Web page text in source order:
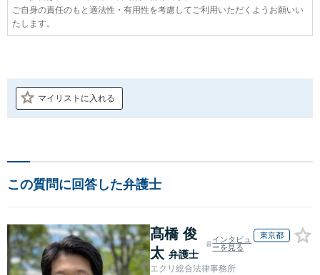
ご自身の責任のもと適法性・有用性を考慮してご利用いただくようお願いい
たします。
マイリストに入れる
この質問に回答した弁護士
髙橋 俊
太 弁護士
インタビュ
ーを見る
東京都
エクリ総合法律事務所